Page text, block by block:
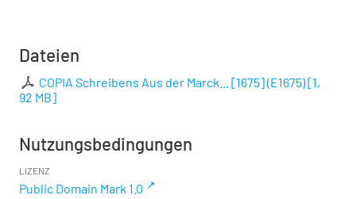
Dateien
COPIA Schreibens Aus der Marck... [1675] (E1675)[1,
92 MB]
Nutzungsbedingungen
LIZENZ
Public Domain Mark 1.0